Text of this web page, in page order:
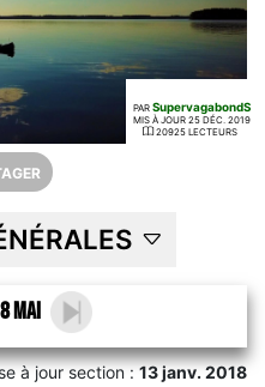
PAR SupervagabondS
MIS À JOUR 25 DÉC. 2019
20925 LECTEURS
Mai
à jour section : 13 janv. 2018